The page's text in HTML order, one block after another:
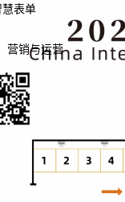
表单
营销与运营